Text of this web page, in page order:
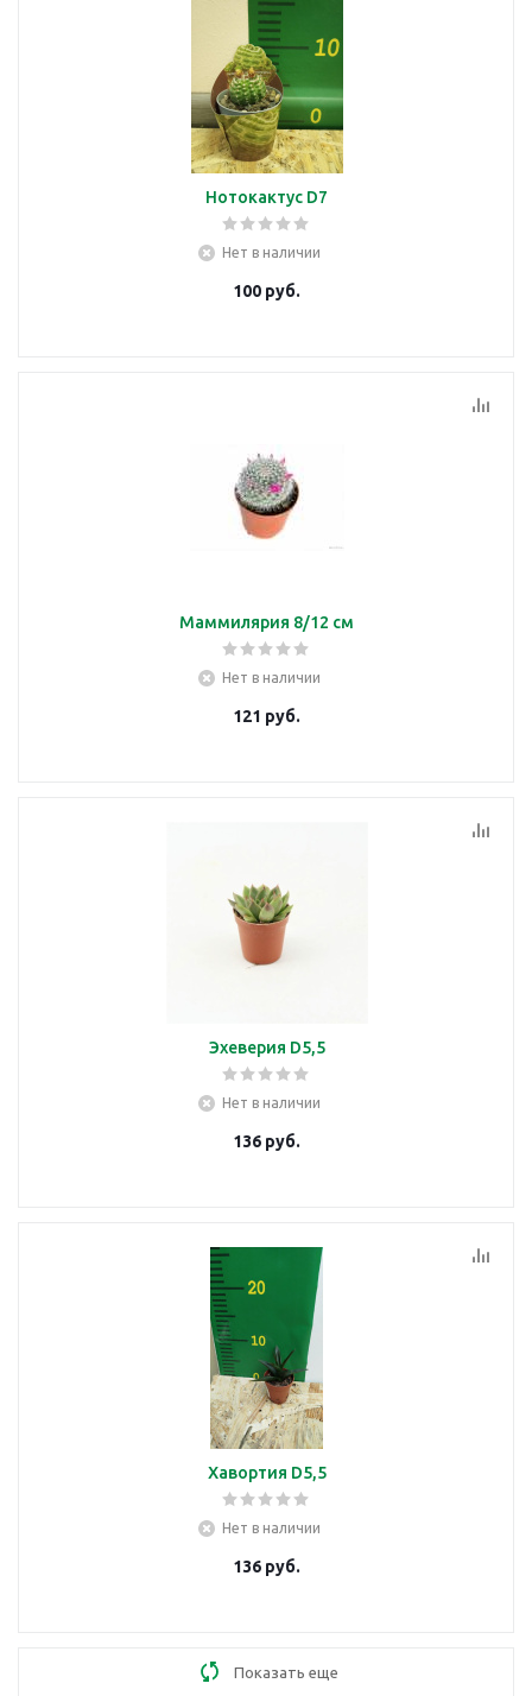
Нотокактус D7
Нет в наличии
100 руб.
Маммилярия 8/12 см
Нет в наличии
121 руб.
Эхеверия D5,5
Нет в наличии
136 руб.
Хавортия D5,5
Нет в наличии
136 руб.
Показать еще